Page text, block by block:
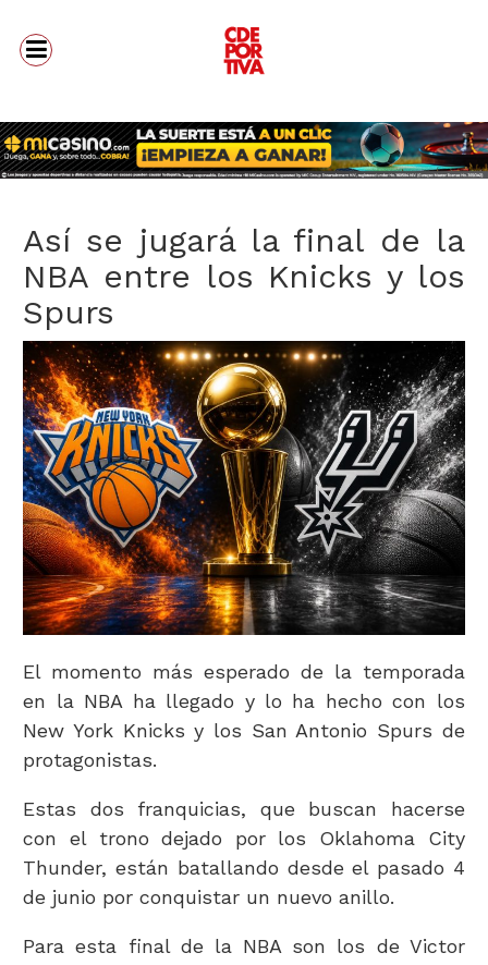
Así se jugará la final de la
NBA entre los Knicks y los
Spurs
El momento más esperado de la temporada
en la NBA ha llegado y lo ha hecho con los
New York Knicks y los San Antonio Spurs de
protagonistas.
Estas dos franquicias, que buscan hacerse
con el trono dejado por los Oklahoma City
Thunder, están batallando desde el pasado 4
de junio por conquistar un nuevo anillo.
Para esta final de la NBA son los de Victor